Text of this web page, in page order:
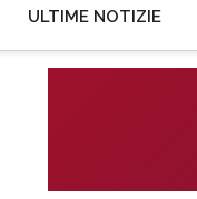
ULTIME NOTIZIE